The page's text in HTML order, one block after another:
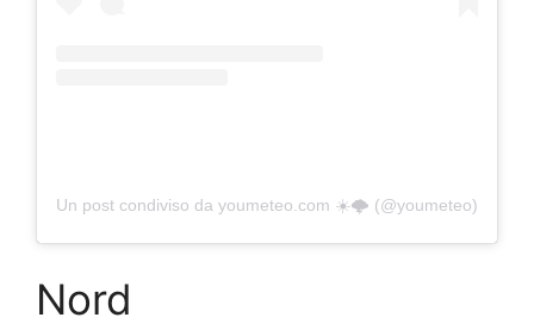
Un post condiviso da youmeteo.com ☀️🌩 (@youmeteo)
Nord